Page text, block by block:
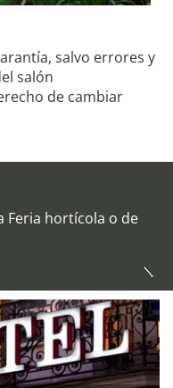
salvo errores y
salón
de cambiar
Feria hortícola o de